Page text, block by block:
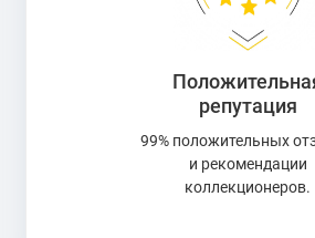
репутация
99% положительных
и рекомендации
коллекционеров.